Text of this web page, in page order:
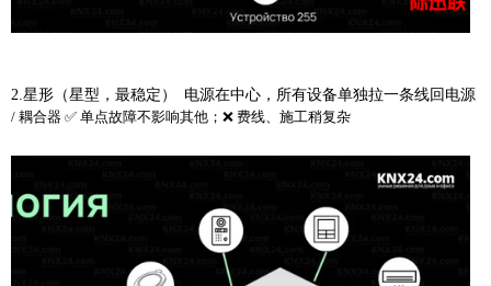
2. 星形（星型，最稳定） 电源在中心，所有设备单独拉一条线回电源
/ 耦合器 ✅ 单点故障不影响其他；❌ 费线、施工稍复杂